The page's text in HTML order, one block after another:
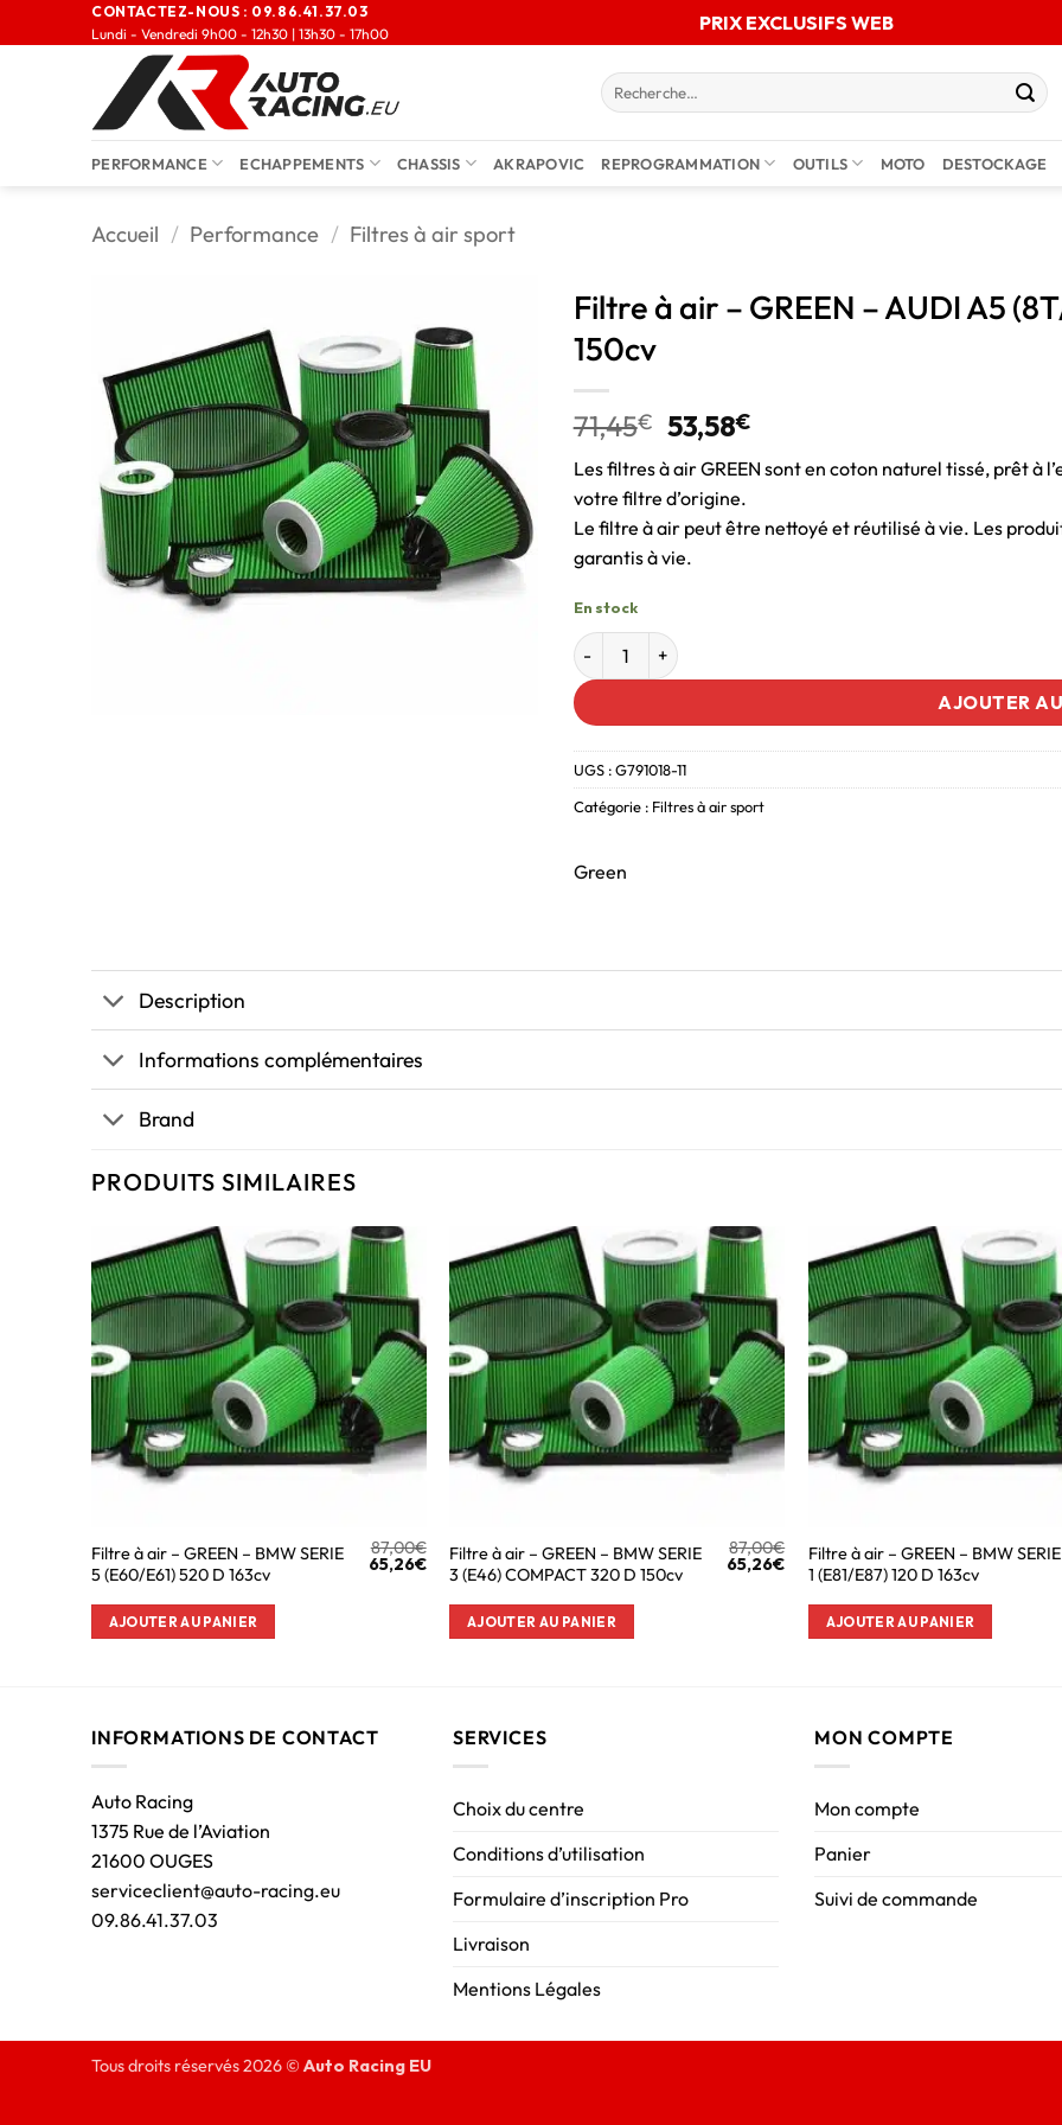
CONTACTEZ-NOUS : 09.86.41.37.03
Lundi - Vendredi 9h00 - 12h30 | 13h30 - 17h00
PRIX EXCLUSIFS WEB
PERFORMANCE ECHAPPEMENTS CHASSIS AKRAPOVIC REPROGRAMMATION OUTILS MOTO DESTOCKAGE
Accueil / Performance / Filtres à air sport
Filtre à air – GREEN – AUDI A5
150cv
71,45€ 53,58€
Les filtres à air GREEN sont en coton naturel tissé, prêt à
votre filtre d’origine.
Le filtre à air peut être nettoyé et réutilisé à vie. Les
garantis à vie.
En stock
AJOUTER
UGS :G791018-11
Catégorie : Filtres à air sport
Green
Description
Informations complémentaires
Brand
PRODUITS SIMILAIRES
Filtre à air – GREEN – BMW SERIE
5 (E60/E61) 520 D 163cv
87,00€
65,26€
AJOUTER AU PANIER
Filtre à air – GREEN – BMW SERIE
3 (E46) COMPACT 320 D 150cv
87,00€
65,26€
AJOUTER AU PANIER
Filtre à air – GREEN – BMW SERIE
1 (E81/E87) 120 D 163cv
AJOUTER AU PANIER
INFORMATIONS DE CONTACT
Auto Racing
1375 Rue de l’Aviation
21600 OUGES
serviceclient@auto-racing.eu
09.86.41.37.03
SERVICES
Choix du centre
Conditions d’utilisation
Formulaire d’inscription Pro
Livraison
Mentions Légales
MON COMPTE
Mon compte
Panier
Suivi de commande
Tous droits réservés 2026 © Auto Racing EU